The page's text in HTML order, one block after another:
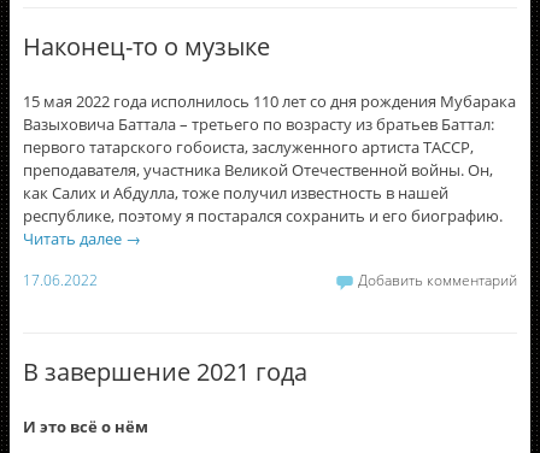
Наконец-то о музыке
15 мая 2022 года исполнилось 110 лет со дня рождения Мубарака
Вазыховича Баттала – третьего по возрасту из братьев Баттал:
первого татарского гобоиста, заслуженного артиста ТАССР,
преподавателя, участника Великой Отечественной войны. Он,
как Салих и Абдулла, тоже получил известность в нашей
республике, поэтому я постарался сохранить и его биографию.
Читать далее →
17.06.2022 Добавить комментарий
В завершение 2021 года
И это всё о нём